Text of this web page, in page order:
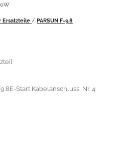
Ersatzteile / PARSUN F-9.8
Start Kabelanschluss, Nr. 4